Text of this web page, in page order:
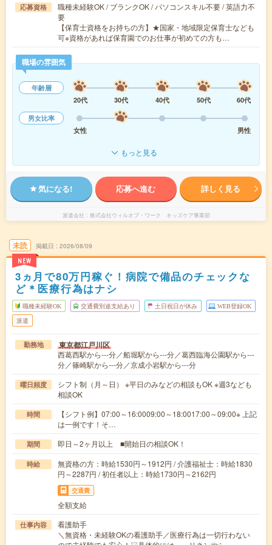
応募資格
職種未経験OK / ブランクOK / パソコンスキル不要 / 英語力不
要
【保育士資格をお持ちの方】★国家・地域限定保育士なども
可※資格があれば保育園でのお仕事が初めての方も…
職場の雰囲気
年齢層
20代
30代 40代 50代
60代
男女比率
女性
男性
もっと見る
気になる! 応募へ進む 詳しく見る
派遣会社 株式会社ウィルオブ・ワーク キッズケア事業部
未読
NEW
掲載日 2026/08/09
3ヵ月で80万円稼ぐ！病院で備品のチェックな
ど＊医療行為はナシ
職種未経験OK 交通費別途支給あり 土日祝日が休み WEB登録OK
派遣
勤務地 東京都江戸川区
西葛西駅から---分／船堀駅から---分／葛西臨海公園駅から---
分／篠崎駅から---分／京成小岩駅から---分
曜日頻度
シフト制（月～日） ※平日のみなどの相談もOK ※週3なども
相談OK
時間
【シフト例】07:00～16:0009:00～18:0017:00～09:00※ 上記
は一例です！そ…
期間 即日～2ヶ月以上 ■開始日の相談OK！
時給
無資格の方：時給1530円～1912円 / 介護福祉士：時給1830
円～2287円 / 初任者以上：時給1730円～2162円
交通費
全額支給
仕事内容
看護助手
＼無資格・未経験OKの看護助手／医療行為は一切行わない